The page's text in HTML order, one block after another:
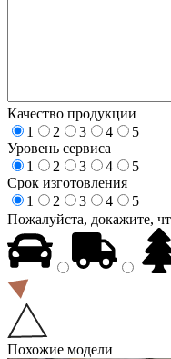
Качество продукции
1
2 3 4
5
Уровень сервиса
1
2 3 4
5
Срок изготовления
1
2 3 4
5
Пожалуйста, докажите,
Похожие модели